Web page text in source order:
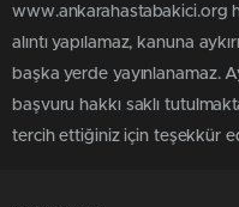
www.ankarahastabakici.org
alıntı yapılamaz, kanuna
başka yerde yayınlanamaz.
başvuru hakkı saklı
tercih ettiğiniz için teşekkür